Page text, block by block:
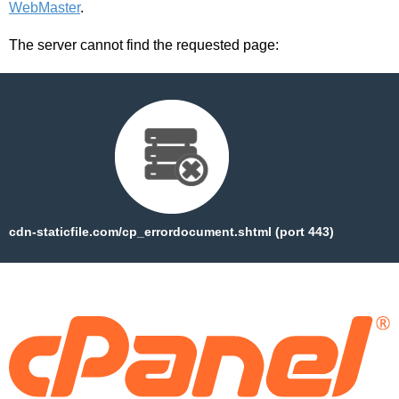
WebMaster.
The server cannot find the requested page:
cdn-staticfile.com/cp_errordocument.shtml (port 443)